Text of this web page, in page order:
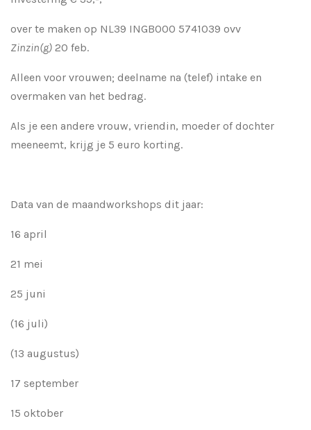
over te maken op NL39 INGB000 5741039 ovv
Zinzin(g) 20 feb.
Alleen voor vrouwen; deelname na (telef) intake en
overmaken van het bedrag.
Als je een andere vrouw, vriendin, moeder of dochter
meeneemt, krijg je 5 euro korting.
Data van de maandworkshops dit jaar:
16 april
21 mei
25 juni
(16 juli)
(13 augustus)
17 september
15 oktober